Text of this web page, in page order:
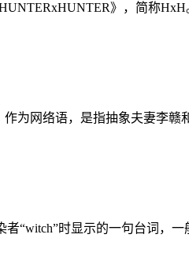
》，简称
为网络语，是指抽象夫妻李
“witch”时显示的一句台词，一